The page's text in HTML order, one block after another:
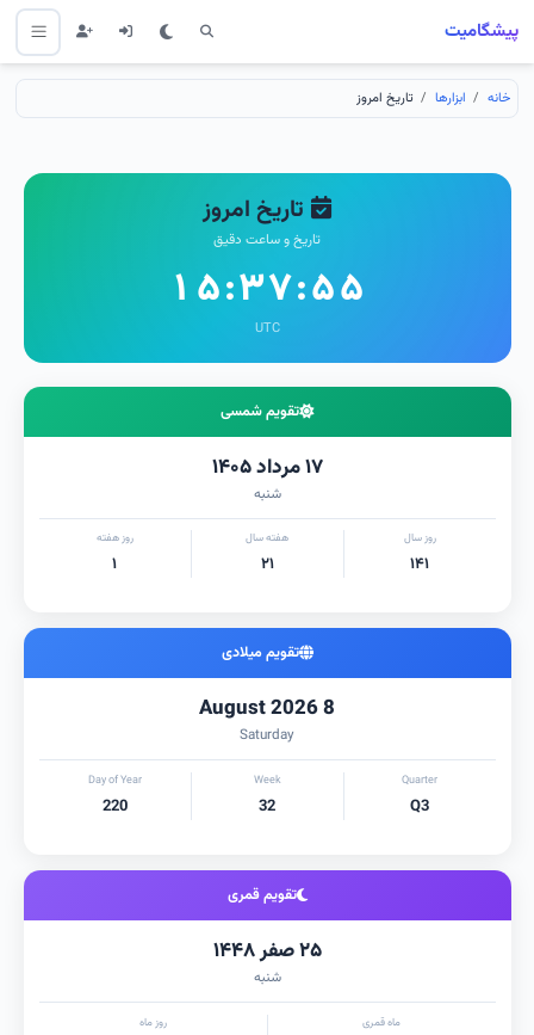
پیشگامیت
خانه ابزارها تاریخ امروز
تاریخ امروز
تاریخ و ساعت دقیق
۱۵:۳۷:۵۵
UTC
تقویم شمسی
۱۷ مرداد ۱۴۰۵
شنبه
روز سال
۱۴۱
هفته سال
۲۱
روز هفته
۱
تقویم میلادی
8 August 2026
Saturday
Quarter
Q3
Week
32
Day of Year
220
تقویم قمری
۲۵ صفر ۱۴۴۸
شنبه
ماه قمری روز ماه